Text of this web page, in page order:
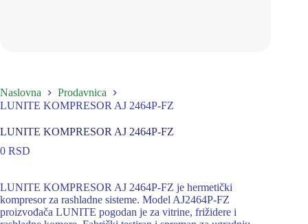
Naslovna
Prodavnica
LUNITE KOMPRESOR AJ 2464P-FZ
LUNITE KOMPRESOR AJ 2464P-FZ
0 RSD
LUNITE KOMPRESOR AJ 2464P-FZ je hermetički
kompresor za rashladne sisteme. Model AJ2464P-FZ
proizvođača LUNITE pogodan je za vitrine, frižidere i